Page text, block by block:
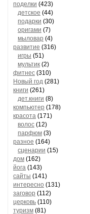
поделки (423)
детское (44)
подарки (30)
оригами (7)
мыловар (4)
развитие (316)
игры (51)
мультик (2)
фитнес (310)
Новый год (281)
книги (261)
дет.книги (8)
компьютер (178)
красота (171)
волос (12)
парфюм (3)
разное (164)
сценарии (15)
дом (162)
йога (143)
сайты (141)
интересно (131)
заговор (112)
церковь (110)
туризм (81)